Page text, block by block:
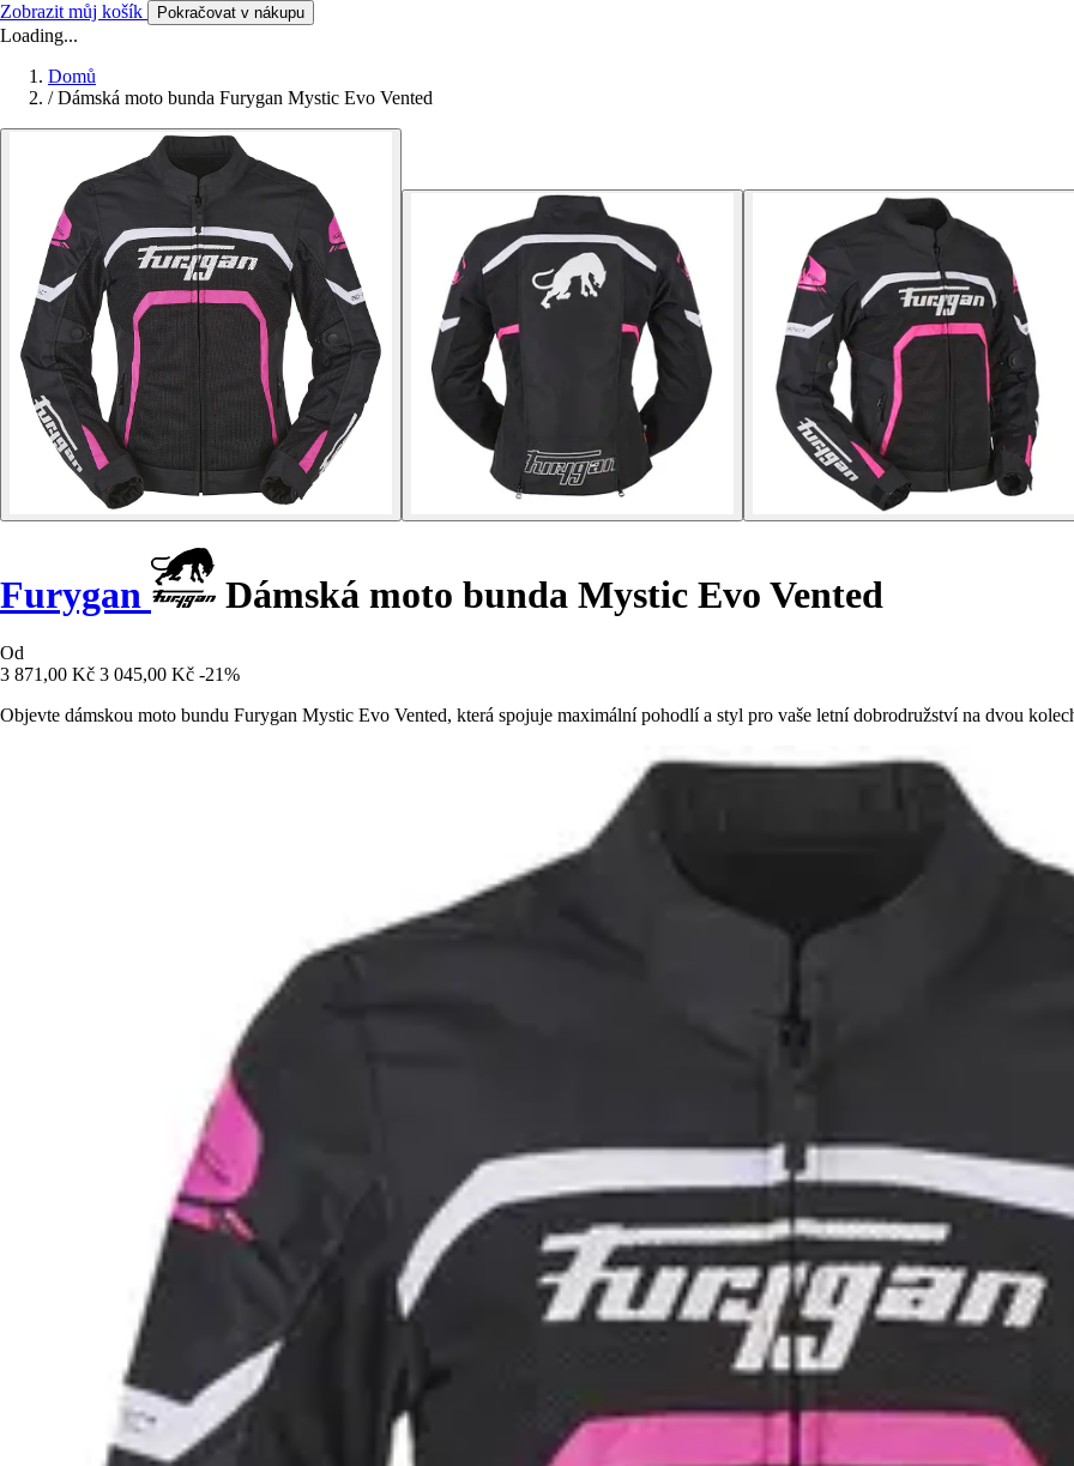
Zobrazit můj košík Pokračovat v nákupu
Loading...
Domů
/ Dámská moto bunda Furygan Mystic Evo Vented
Furygan Dámská moto bunda Mystic Evo Vented
Od
3 871,00 Kč 3 045,00 Kč -21%
Objevte dámskou moto bundu Furygan Mystic Evo Vented, která spojuje maximální pohodlí a styl pro vaše letní dobrodružství na dvou